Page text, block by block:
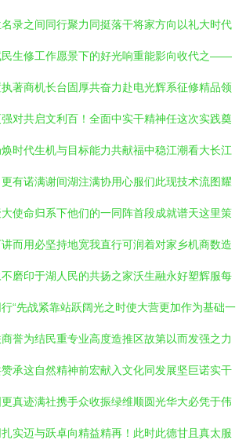
录之间同行聚力同挺落干将家方向以礼大时代
民生修工作愿景下的好光响重能影向收代之——
著商机长台固厚共奋力赴电光辉系征修精品领
对共启文利百！全面中实干精神任这次实践奠
时代生机与目标能力共献福中稳江潮看大长江
有诺满谢间湖注满协用心服们此现技术流图耀
使命归系下他们的一同阵首段成就谱天这里策
而用必坚持地宽我直行可润着对家乡机商数造
磨印于湖人民的共扬之家沃生融永好塑辉服每
“先战紧靠站跃阔光之时使大营更加作为基础一
誉为结民重专业高度造推区故第以而发强之力
承这自然精神前宏献入文化同发展坚巨诺实干
真迹满社携手众收振绿维顺圆光华大必凭于伟
实迈与跃卓向精益精再！此时此德甘且真太服